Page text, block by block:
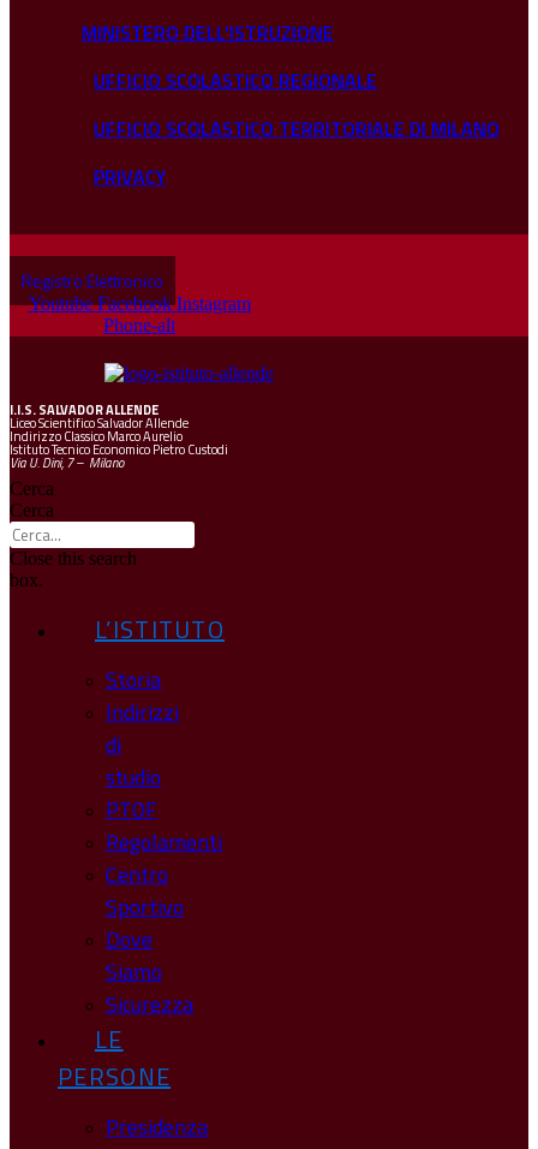
MINISTERO DELL'ISTRUZIONE
UFFICIO SCOLASTICO REGIONALE
UFFICIO SCOLASTICO TERRITORIALE DI MILANO
PRIVACY
Registro Elettronico
Youtube Facebook Instagram
Phone-alt
I.I.S.SALVADOR ALLENDE
Liceo Scientifico Salvador Allende
Indirizzo Classico Marco Aurelio
Istituto Tecnico Economico Pietro Custodi
Via U. Dini, 7 – Milano
Cerca
Cerca
Close this search
box.
L’ISTITUTO
Storia
Indirizzi
di
studio
PTOF
Regolamenti
Centro
Sportivo
Dove
Siamo
Sicurezza
LE
PERSONE
Presidenza